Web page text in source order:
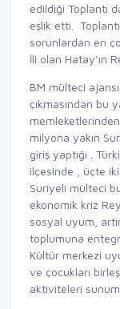
edildiği Toplantı
eşlik etti.
sorunlardan en
İli olan Hatay’ın
BM mülteci
çıkmasından bu
milyona yakın
giriş yaptığı .
ilçesinde , üçte
Suriyeli mülteci
ekonomik kriz
sosyal uyum,
toplumuna
Kültür merkezi
ve çocukları
aktiviteleri sunum